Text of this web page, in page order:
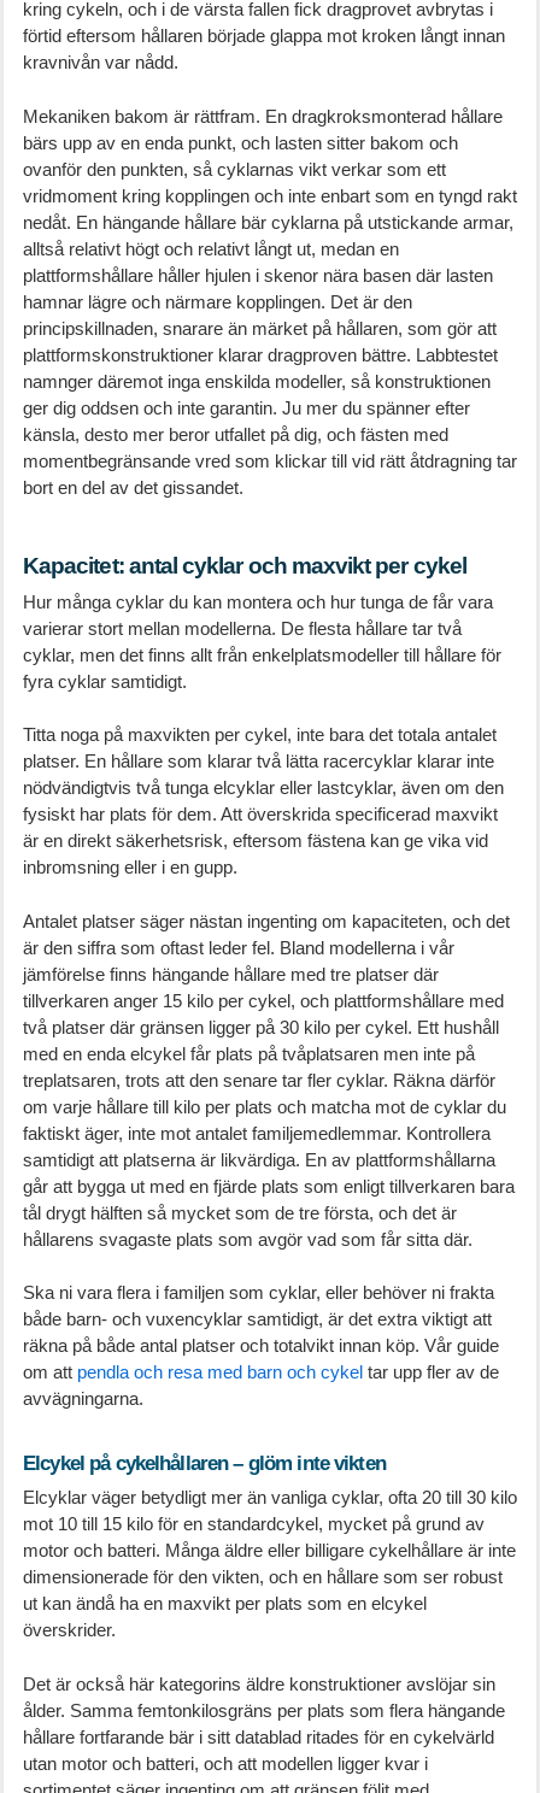
kring cykeln, och i de värsta fallen fick dragprovet avbrytas i
förtid eftersom hållaren började glappa mot kroken långt innan
kravnivån var nådd.
Mekaniken bakom är rättfram. En dragkroksmonterad hållare
bärs upp av en enda punkt, och lasten sitter bakom och
ovanför den punkten, så cyklarnas vikt verkar som ett
vridmoment kring kopplingen och inte enbart som en tyngd rakt
nedåt. En hängande hållare bär cyklarna på utstickande armar,
alltså relativt högt och relativt långt ut, medan en
plattformshållare håller hjulen i skenor nära basen där lasten
hamnar lägre och närmare kopplingen. Det är den
principskillnaden, snarare än märket på hållaren, som gör att
plattformskonstruktioner klarar dragproven bättre. Labbtestet
namnger däremot inga enskilda modeller, så konstruktionen
ger dig oddsen och inte garantin. Ju mer du spänner efter
känsla, desto mer beror utfallet på dig, och fästen med
momentbegränsande vred som klickar till vid rätt åtdragning tar
bort en del av det gissandet.
Kapacitet: antal cyklar och maxvikt per cykel
Hur många cyklar du kan montera och hur tunga de får vara
varierar stort mellan modellerna. De flesta hållare tar två
cyklar, men det finns allt från enkelplatsmodeller till hållare för
fyra cyklar samtidigt.
Titta noga på maxvikten per cykel, inte bara det totala antalet
platser. En hållare som klarar två lätta racercyklar klarar inte
nödvändigtvis två tunga elcyklar eller lastcyklar, även om den
fysiskt har plats för dem. Att överskrida specificerad maxvikt
är en direkt säkerhetsrisk, eftersom fästena kan ge vika vid
inbromsning eller i en gupp.
Antalet platser säger nästan ingenting om kapaciteten, och det
är den siffra som oftast leder fel. Bland modellerna i vår
jämförelse finns hängande hållare med tre platser där
tillverkaren anger 15 kilo per cykel, och plattformshållare med
två platser där gränsen ligger på 30 kilo per cykel. Ett hushåll
med en enda elcykel får plats på tvåplatsaren men inte på
treplatsaren, trots att den senare tar fler cyklar. Räkna därför
om varje hållare till kilo per plats och matcha mot de cyklar du
faktiskt äger, inte mot antalet familjemedlemmar. Kontrollera
samtidigt att platserna är likvärdiga. En av plattformshållarna
går att bygga ut med en fjärde plats som enligt tillverkaren bara
tål drygt hälften så mycket som de tre första, och det är
hållarens svagaste plats som avgör vad som får sitta där.
Ska ni vara flera i familjen som cyklar, eller behöver ni frakta
både barn- och vuxencyklar samtidigt, är det extra viktigt att
räkna på både antal platser och totalvikt innan köp. Vår guide
om att pendla och resa med barn och cykel tar upp fler av de
avvägningarna.
Elcykel på cykelhållaren – glöm inte vikten
Elcyklar väger betydligt mer än vanliga cyklar, ofta 20 till 30 kilo
mot 10 till 15 kilo för en standardcykel, mycket på grund av
motor och batteri. Många äldre eller billigare cykelhållare är inte
dimensionerade för den vikten, och en hållare som ser robust
ut kan ändå ha en maxvikt per plats som en elcykel
överskrider.
Det är också här kategorins äldre konstruktioner avslöjar sin
ålder. Samma femtonkilosgräns per plats som flera hängande
hållare fortfarande bär i sitt datablad ritades för en cykelvärld
utan motor och batteri, och att modellen ligger kvar i